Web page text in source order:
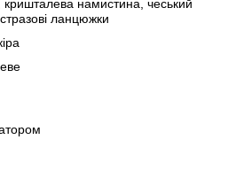
кришталева намистина, чеський
ланцюжки